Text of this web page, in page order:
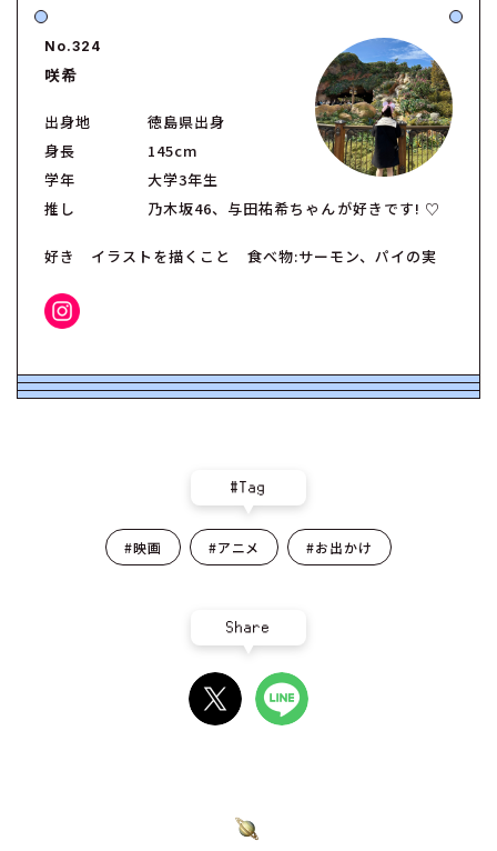
No.324
咲希
出身地
徳島県出身
身長
145cm
学年
大学3年生
推し
乃木坂46、与田祐希ちゃんが好きです! ♡
好き イラストを描くこと 食べ物:サーモン、パイの実
#Tag
#映画 #アニメ #お出かけ
Share